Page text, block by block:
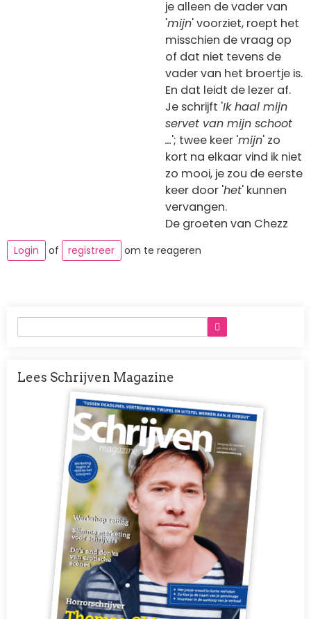
je alleen de vader van
'mijn' voorziet, roept het
misschien de vraag op
of dat niet tevens de
vader van het broertje is.
En dat leidt de lezer af.
Je schrijft 'Ik haal mijn
servet van mijn schoot
...'; twee keer 'mijn' zo
kort na elkaar vind ik niet
zo mooi, je zou de eerste
keer door 'het' kunnen
vervangen.
De groeten van Chezz
Login of registreer om te reageren
Lees Schrijven Magazine
Afbeelding